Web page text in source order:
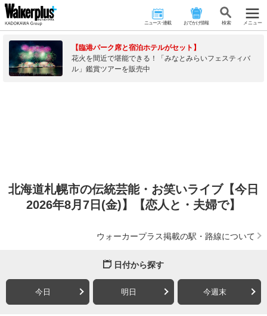
ニュース･連載 おでかけ情報 検 索 メニュー
【臨港パーク席と宿泊ホテルがセット】
花火を間近で堪能できる！「みなとみらいフェスティバ
ル」鑑賞ツアーを販売中
北海道札幌市の伝統芸能・お笑いライブ【今日
2026年8月7日(金)】【恋人と・夫婦で】
ウォーカープラス掲載の駅・路線について
日付から探す
今日 明日 今週末